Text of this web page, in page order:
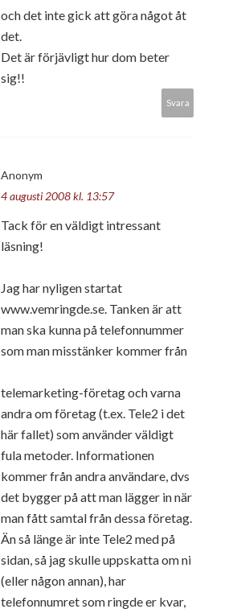
och det inte gick att göra något åt
det.
Det är förjävligt hur dom beter
sig!!
Svara
Anonym
4 augusti 2008 kl. 13:57
Tack för en väldigt intressant
läsning!
Jag har nyligen startat
www.vemringde.se. Tanken är att
man ska kunna på telefonnummer
som man misstänker kommer från
telemarketing-företag och varna
andra om företag (t.ex. Tele2 i det
här fallet) som använder väldigt
fula metoder. Informationen
kommer från andra användare, dvs
det bygger på att man lägger in när
man fått samtal från dessa företag.
Än så länge är inte Tele2 med på
sidan, så jag skulle uppskatta om ni
(eller någon annan), har
telefonnumret som ringde er kvar,